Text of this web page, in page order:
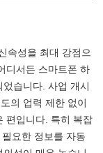
속성을 최대 강점으
디서든 스마트폰 하
습니다. 사업 개시
의 업력 제한 없이
편입니다. 특히 복잡
요한 정보를 자동